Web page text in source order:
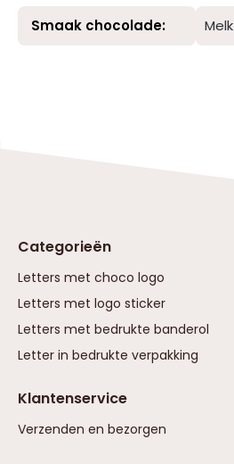
Smaak chocolade: Melk
Categorieën
Letters met choco logo
Letters met logo sticker
Letters met bedrukte banderol
Letter in bedrukte verpakking
Klantenservice
Verzenden en bezorgen